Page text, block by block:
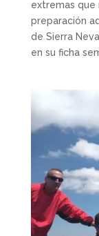
extremas que
preparación
de Sierra
en su ficha